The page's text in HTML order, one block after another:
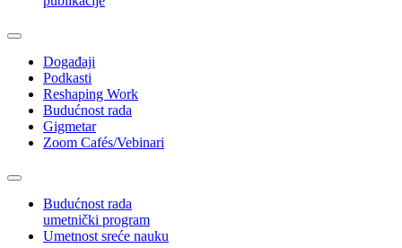
Događaji
Podkasti
Reshaping Work
Budućnost rada
Gigmetar
Zoom Cafés/Vebinari
Budućnost rada
umetnički program
Umetnost sreće nauku